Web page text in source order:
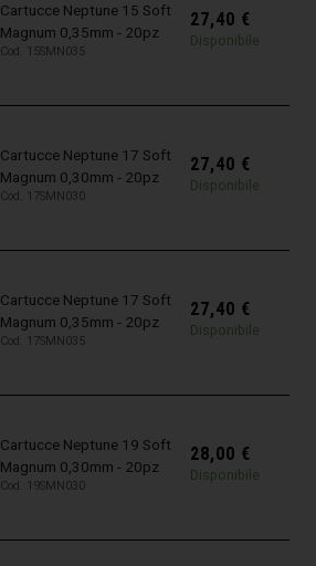
Cartucce Neptune 15 Soft
Magnum 0,35mm - 20pz
Cod. 15SMN035
27,40 €
Disponibile
Cartucce Neptune 17 Soft
Magnum 0,30mm - 20pz
Cod. 17SMN030
27,40 €
Disponibile
Cartucce Neptune 17 Soft
Magnum 0,35mm - 20pz
Cod. 17SMN035
27,40 €
Disponibile
Cartucce Neptune 19 Soft
Magnum 0,30mm - 20pz
Cod. 19SMN030
28,00 €
Disponibile